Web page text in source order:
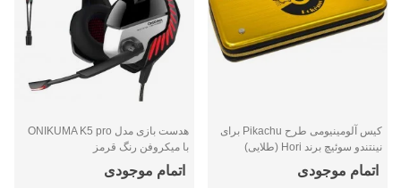
کیس آلومینیومی طرح Pikachu برای
نینتندو سوئیچ برند Hori (طلایی)
اتمام موجودی
هدست بازی مدل ONIKUMA K5 pro
با میکروفن رنگ قرمز
اتمام موجودی